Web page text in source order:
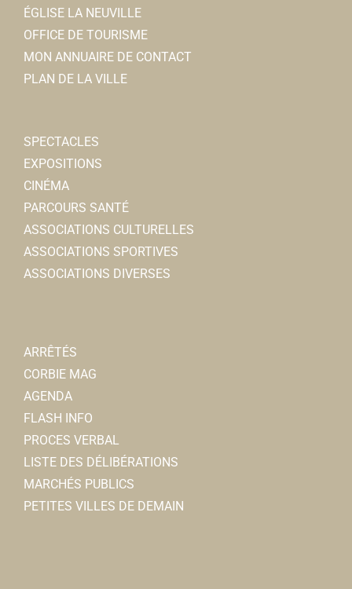
ÉGLISE LA NEUVILLE
OFFICE DE TOURISME
MON ANNUAIRE DE CONTACT
PLAN DE LA VILLE
SPECTACLES
EXPOSITIONS
CINÉMA
PARCOURS SANTÉ
ASSOCIATIONS CULTURELLES
ASSOCIATIONS SPORTIVES
ASSOCIATIONS DIVERSES
ARRÊTÉS
CORBIE MAG
AGENDA
FLASH INFO
PROCES VERBAL
LISTE DES DÉLIBÉRATIONS
MARCHÉS PUBLICS
PETITES VILLES DE DEMAIN